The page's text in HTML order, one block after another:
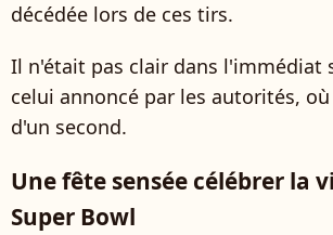
décédée lors de ces tirs.
Il n'était pas clair dans l'immédiat
celui annoncé par les autorités,
d'un second.
Une fête sensée célébrer la
Super Bowl